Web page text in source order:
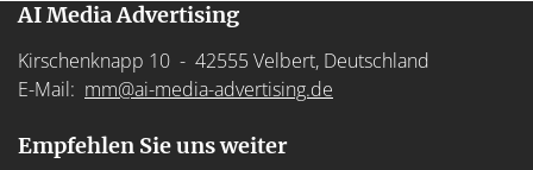
AI Media Advertising
Kirschenknapp 10 - 42555 Velbert, Deutschland
E-Mail: mm@ai-media-advertising.de
Empfehlen Sie uns weiter